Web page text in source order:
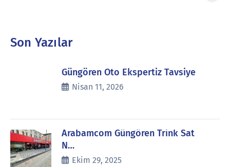
Son Yazılar
Güngören Oto Ekspertiz Tavsiye
Nisan 11, 2026
Arabamcom Güngören Trink Sat
N…
Ekim 29, 2025